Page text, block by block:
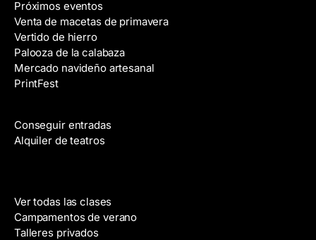
e
l
e
c
t
r
i
c
Próximos eventos
Venta de macetas de primavera
Vertido de hierro
Palooza de la calabaza
Mercado navideño artesanal
PrintFest
Conseguir entradas
Alquiler de teatros
Ver todas las clases
Campamentos de verano
Talleres privados